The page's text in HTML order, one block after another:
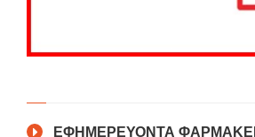
ΕΦΗΜΕΡΕΥΟΝΤΑ